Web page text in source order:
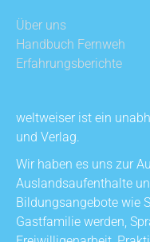
Über uns
Handbuch Fernweh
Erfahrungsberichte
weltweiser ist ein
und Verlag.
Wir haben es uns zur
Auslandsaufenthalte
Bildungsangebote wie
Gastfamilie werden,